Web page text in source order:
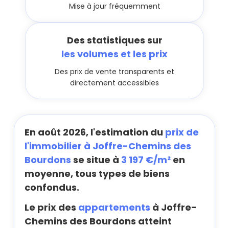
Mise à jour fréquemment
Des statistiques sur
les volumes et les prix
Des prix de vente transparents et
directement accessibles
En août 2026, l'estimation du prix de
l'immobilier à Joffre-Chemins des
Bourdons se situe à 3 197 €/m² en
moyenne, tous types de biens
confondus.
Le prix des appartements à Joffre-
Chemins des Bourdons atteint